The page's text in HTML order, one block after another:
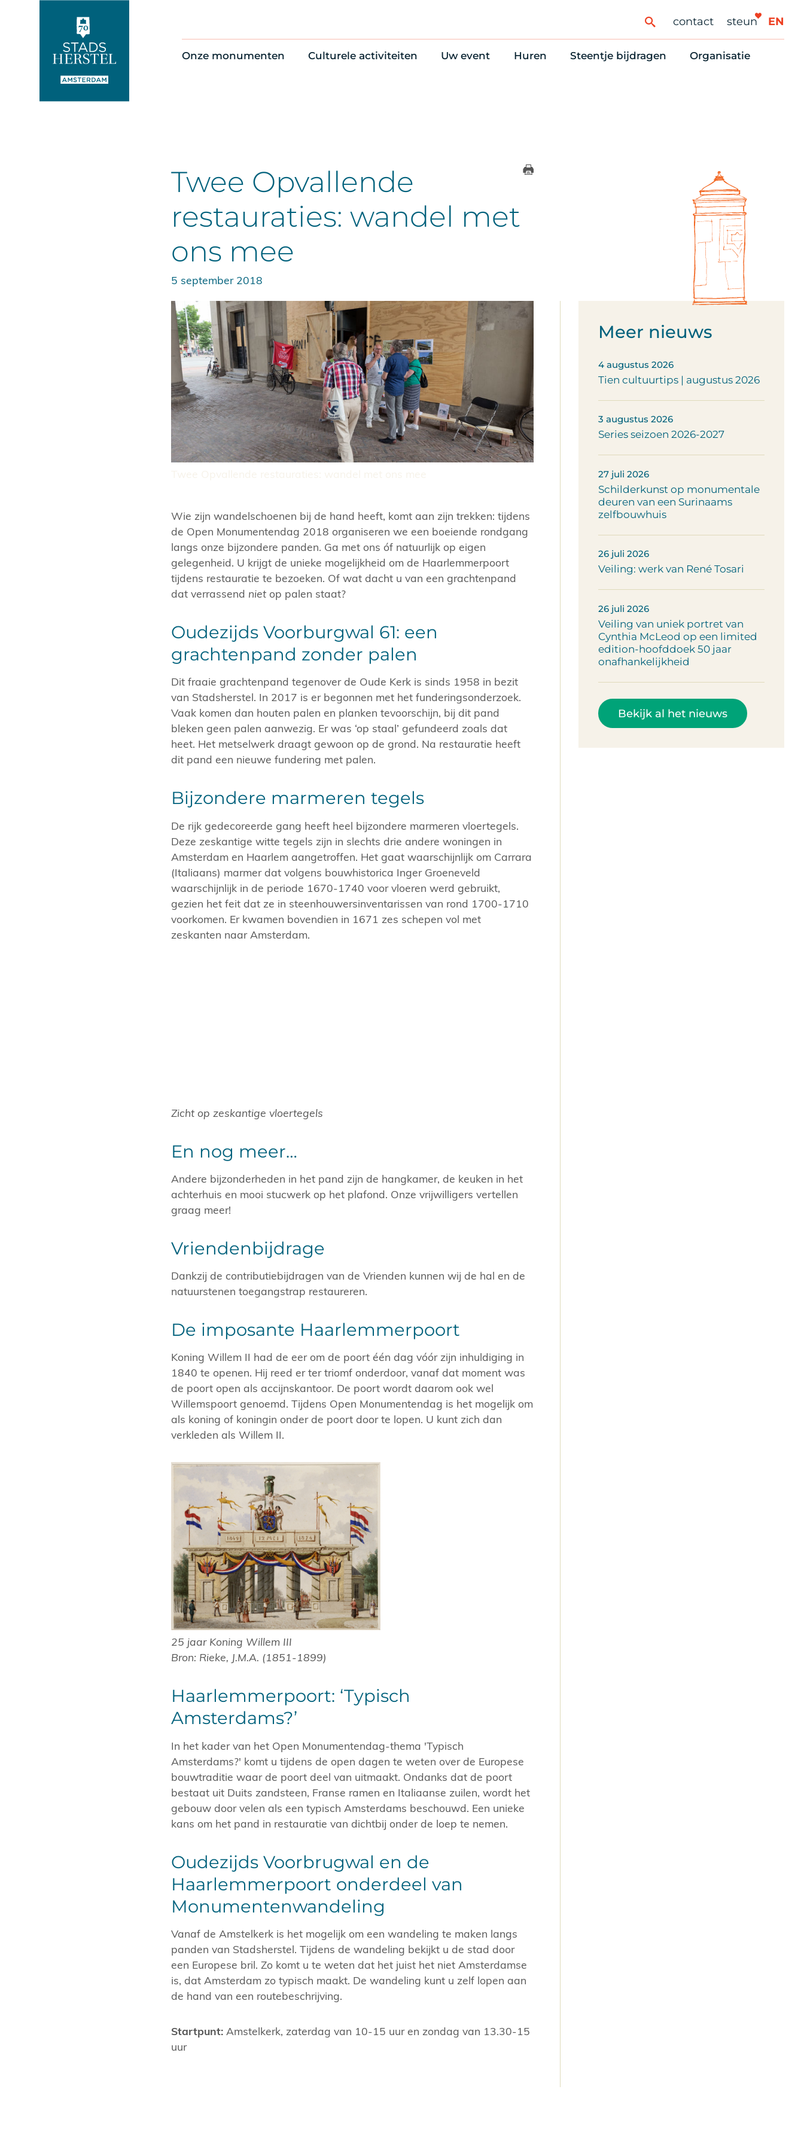
contact steun EN
Onze monumenten Culturele activiteiten Uw event Huren Steentje bijdragen
6 redenen om mee te doen
Organisatie
Stadsherstel
Twee Opvallende
restauraties: wandel met
ons mee
5 september 2018
Wie zijn wandelschoenen bij de hand heeft, komt aan zijn trekken: tijdens
de Open Monumentendag 2018 organiseren we een boeiende rondgang
langs onze bijzondere panden. Ga met ons óf natuurlijk op eigen
gelegenheid. U krijgt de unieke mogelijkheid om de Haarlemmerpoort
tijdens restauratie te bezoeken. Of wat dacht u van een grachtenpand
dat verrassend niet op palen staat?
Oudezijds Voorburgwal 61: een
grachtenpand zonder palen
Dit fraaie grachtenpand tegenover de Oude Kerk is sinds 1958 in bezit
van Stadsherstel. In 2017 is er begonnen met het funderingsonderzoek.
Vaak komen dan houten palen en planken tevoorschijn, bij dit pand
bleken geen palen aanwezig. Er was ‘op staal’ gefundeerd zoals dat
heet. Het metselwerk draagt gewoon op de grond. Na restauratie heeft
dit pand een nieuwe fundering met palen.
Bijzondere marmeren tegels
De rijk gedecoreerde gang heeft heel bijzondere marmeren vloertegels.
Deze zeskantige witte tegels zijn in slechts drie andere woningen in
Amsterdam en Haarlem aangetroffen. Het gaat waarschijnlijk om Carrara
(Italiaans) marmer dat volgens bouwhistorica Inger Groeneveld
waarschijnlijk in de periode 1670-1740 voor vloeren werd gebruikt,
gezien het feit dat ze in steenhouwersinventarissen van rond 1700-1710
voorkomen. Er kwamen bovendien in 1671 zes schepen vol met
zeskanten naar Amsterdam.
Zicht op zeskantige vloertegels
En nog meer…
Andere bijzonderheden in het pand zijn de hangkamer, de keuken in het
achterhuis en mooi stucwerk op het plafond. Onze vrijwilligers vertellen
graag meer!
Vriendenbijdrage
​Dankzij de contributiebijdragen van de Vrienden kunnen wij de hal en de
natuurstenen toegangstrap restaureren.
De imposante Haarlemmerpoort
Koning Willem II had de eer om de poort één dag vóór zijn inhuldiging in
1840 te openen. Hij reed er ter triomf onderdoor, vanaf dat moment was
de poort open als accijnskantoor. De poort wordt daarom ook wel
Willemspoort genoemd. Tijdens Open Monumentendag is het mogelijk om
als koning of koningin onder de poort door te lopen. U kunt zich dan
verkleden als Willem II.
25 jaar Koning Willem III
Bron: Rieke, J.M.A. (1851-1899)
Haarlemmerpoort: ‘Typisch
Amsterdams?’
In het kader van het Open Monumentendag-thema 'Typisch
Amsterdams?' komt u tijdens de open dagen te weten over de Europese
bouwtraditie waar de poort deel van uitmaakt. Ondanks dat de poort
bestaat uit Duits zandsteen, Franse ramen en Italiaanse zuilen, wordt het
gebouw door velen als een typisch Amsterdams beschouwd. Een unieke
kans om het pand in restauratie van dichtbij onder de loep te nemen.
Oudezijds Voorbrugwal en de
Haarlemmerpoort onderdeel van
Monumentenwandeling
Vanaf de Amstelkerk is het mogelijk om een wandeling te maken langs
panden van Stadsherstel. Tijdens de wandeling bekijkt u de stad door
een Europese bril. Zo komt u te weten dat het juist het niet Amsterdamse
is, dat Amsterdam zo typisch maakt. De wandeling kunt u zelf lopen aan
de hand van een routebeschrijving.
Startpunt: Amstelkerk, zaterdag van 10-15 uur en zondag van 13.30-15
uur
Meer nieuws
4 augustus 2026
Tien cultuurtips | augustus 2026
3 augustus 2026
Series seizoen 2026-2027
27 juli 2026
Schilderkunst op monumentale
deuren van een Surinaams
zelfbouwhuis
26 juli 2026
Veiling: werk van René Tosari
26 juli 2026
Veiling van uniek portret van
Cynthia McLeod op een limited
edition-hoofddoek 50 jaar
onafhankelijkheid
Bekijk al het nieuws